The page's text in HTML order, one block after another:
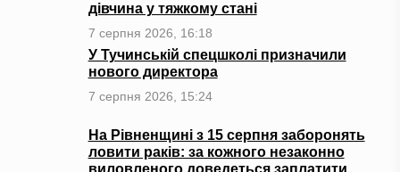
дівчина у тяжкому стані
7 серпня 2026, 16:18
У Тучинській спецшколі призначили
нового директора
7 серпня 2026, 15:24
На Рівненщині з 15 серпня заборонять
ловити раків: за кожного незаконно
виловленого доведеться заплатити